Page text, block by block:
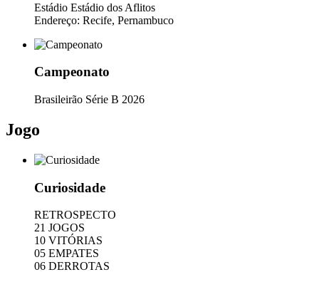
Estádio Estádio dos Aflitos
Endereço: Recife, Pernambuco
Campeonato
Brasileirão Série B 2026
Jogo
Curiosidade
RETROSPECTO
21 JOGOS
10 VITÓRIAS
05 EMPATES
06 DERROTAS